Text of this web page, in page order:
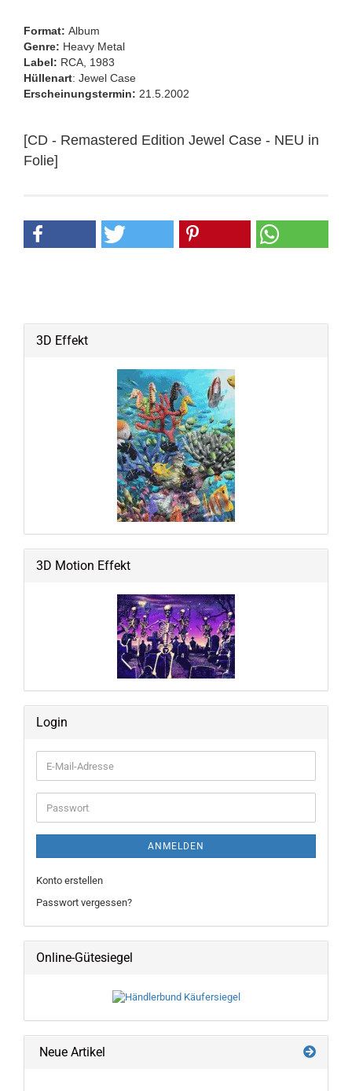
Format: Album
Genre: Heavy Metal
Label: RCA, 1983
Hüllenart: Jewel Case
Erscheinungstermin: 21.5.2002
[CD - Remastered Edition Jewel Case - NEU in
Folie]
3D Effekt
3D Motion Effekt
Login
E-
Mail-
Adresse
Passwort
ANMELDEN
Konto erstellen
Passwort vergessen?
Online-Gütesiegel
Neue Artikel